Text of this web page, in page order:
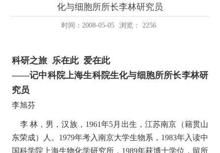
化与细胞所所长李林研究员
时间：2008-05-05 浏览： 2256
科研之旅 乐在此 爱在此
——记中科院上海生科院生化与细胞所所长李林研
究员
李旭芬
李 林，男，汉族，1961年5月出生，江苏南京（籍贯山
东荣成）人。1979年考入南京大学生物系，1983年入读中
国科学院上海生物化学研究所，1989年获博士学位，留所